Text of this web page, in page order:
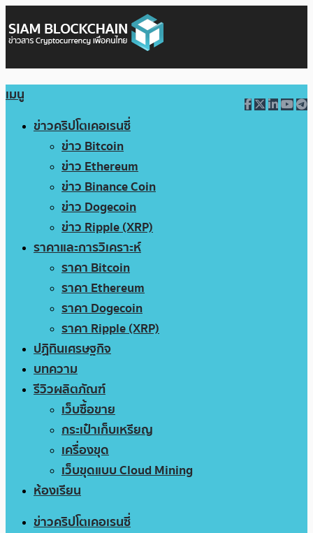
เมนู
ข่าวคริปโตเคอเรนซี่
ข่าว Bitcoin
ข่าว Ethereum
ข่าว Binance Coin
ข่าว Dogecoin
ข่าว Ripple (XRP)
ราคาและการวิเคราะห์
ราคา Bitcoin
ราคา Ethereum
ราคา Dogecoin
ราคา Ripple (XRP)
ปฏิทินเศรษฐกิจ
บทความ
รีวิวผลิตภัณฑ์
เว็บซื้อขาย
กระเป๋าเก็บเหรียญ
เครื่องขุด
เว็บขุดแบบ Cloud Mining
ห้องเรียน
ข่าวคริปโตเคอเรนซี่